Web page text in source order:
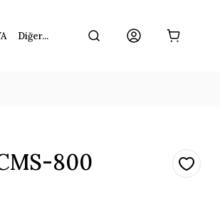
Diğer...
800